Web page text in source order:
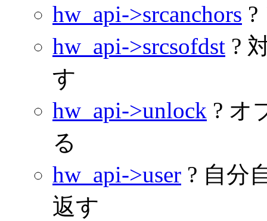
hw_api->srcanchors ?
hw_api->srcsofdst ?
す
hw_api->unlock ? オ
る
hw_api->user ? 自分
返す